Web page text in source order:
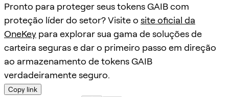
Pronto para proteger seus tokens GAIB com
proteção líder do setor? Visite o site oficial da
OneKey para explorar sua gama de soluções de
carteira seguras e dar o primeiro passo em direção
ao armazenamento de tokens GAIB
verdadeiramente seguro.
Copy link